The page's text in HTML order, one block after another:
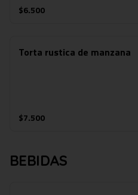
$6.500
Torta rustica de manzana
$7.500
BEBIDAS